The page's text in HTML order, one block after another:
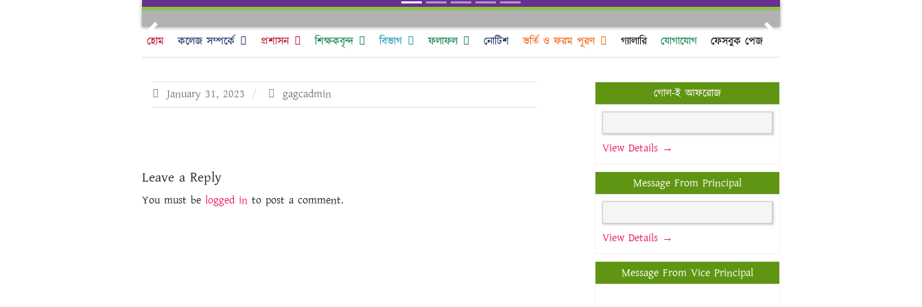
Previous
হোম কলেজ সম্পর্কে প্রশাসন শিক্ষকবৃন্দ বিভাগ ফলাফল নোটিশ ভর্তি ও ফরম পূরণ গ্যালারি যোগাযোগ ফেসবুক পেজ
January 31, 2023 gagcadmin
Leave a Reply
You must belogged in to post a comment.
গোল-ই আফরোজ
View Details →
Message From Principal
View Details →
Message From Vice Principal